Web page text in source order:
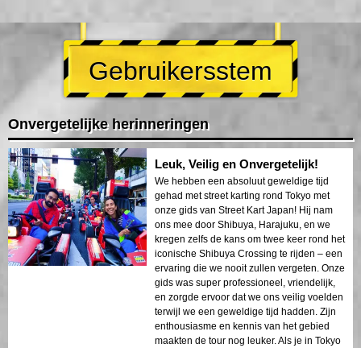
Gebruikersstem
Onvergetelijke herinneringen
Leuk, Veilig en Onvergetelijk!
We hebben een absoluut geweldige tijd
gehad met street karting rond Tokyo met
onze gids van Street Kart Japan! Hij nam
ons mee door Shibuya, Harajuku, en we
kregen zelfs de kans om twee keer rond het
iconische Shibuya Crossing te rijden – een
ervaring die we nooit zullen vergeten. Onze
gids was super professioneel, vriendelijk,
en zorgde ervoor dat we ons veilig voelden
terwijl we een geweldige tijd hadden. Zijn
enthousiasme en kennis van het gebied
maakten de tour nog leuker. Als je in Tokyo